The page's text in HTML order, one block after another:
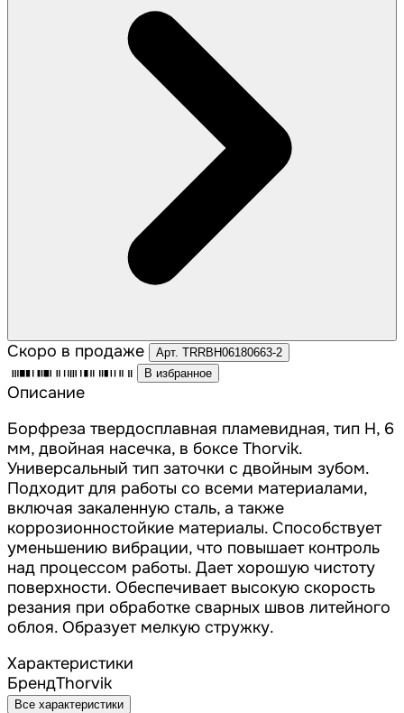
Скоро в продаже
Арт. TRRBH06180663-2
В избранное
Описание
Борфреза твердосплавная пламевидная, тип H, 6
мм, двойная насечка, в боксе Thorvik.
Универсальный тип заточки с двойным зубом.
Подходит для работы со всеми материалами,
включая закаленную сталь, а также
коррозионностойкие материалы. Способствует
уменьшению вибрации, что повышает контроль
над процессом работы. Дает хорошую чистоту
поверхности. Обеспечивает высокую скорость
резания при обработке сварных швов литейного
облоя. Образует мелкую стружку.
Характеристики
БрендThorvik
Все характеристики